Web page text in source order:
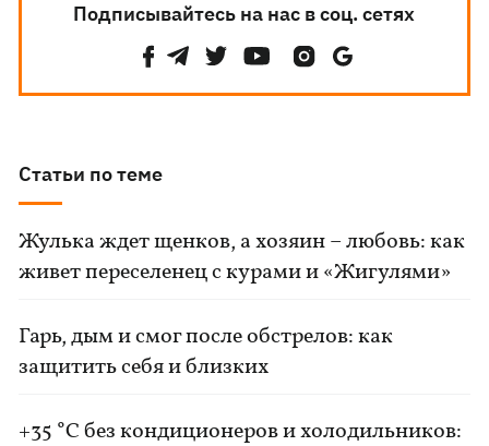
Подписывайтесь на нас в соц. сетях
Статьи по теме
Жулька ждет щенков, а хозяин – любовь: как
живет переселенец с курами и «Жигулями»
Гарь, дым и смог после обстрелов: как
защитить себя и близких
+35 °C без кондиционеров и холодильников: